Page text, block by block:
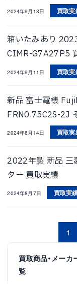
2024年9月13日 買取実
箱いたみあり
CIMR-G7A27P5
2024年9月11日 買取実
新品 富士電機
FRN0.75C2S-2J
2024年8月14日 買取実
2022年製 新品 三
ター 買取実績
2024年8月7日 買取実
稿
1
買取商品・メーカ
覧